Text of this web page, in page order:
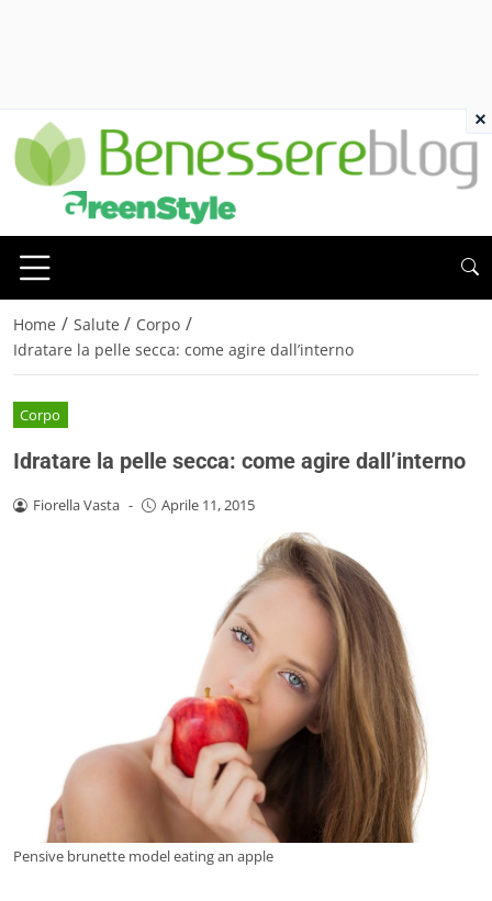
Home / Salute / Corpo /
Idratare la pelle secca: come agire dall’interno
Corpo
Idratare la pelle secca: come agire dall’interno
Fiorella Vasta - Aprile 11, 2015
Pensive brunette model eating an apple
×